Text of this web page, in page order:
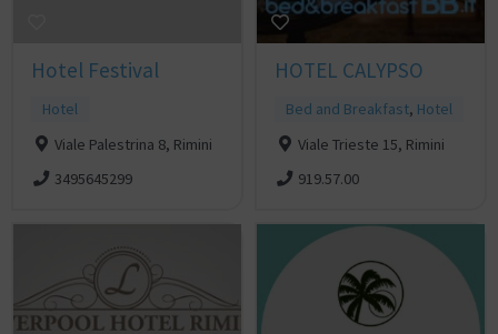
Hotel Festival
Hotel
Viale Palestrina 8, Rimini
3495645299
HOTEL CALYPSO
Bed and Breakfast, Hotel
Viale Trieste 15, Rimini
919.57.00